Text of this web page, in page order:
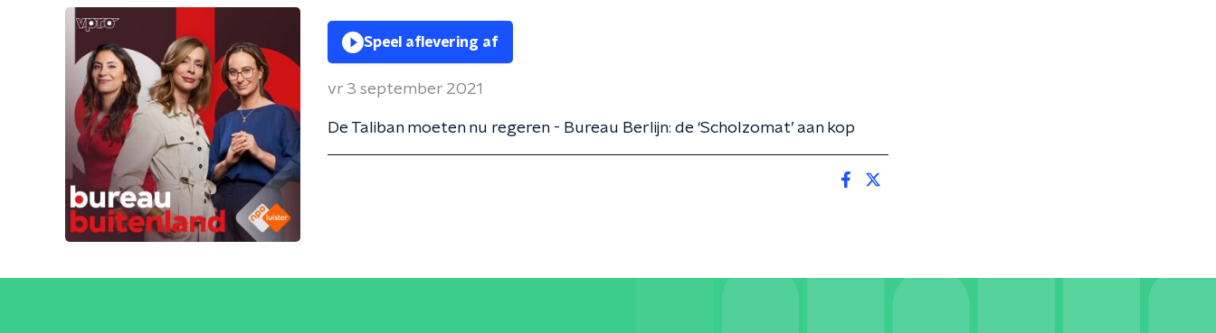
Speel aflevering af
vr 3 september 2021
De Taliban moeten nu regeren - Bureau Berlijn: de ‘Scholzomat’ aan kop